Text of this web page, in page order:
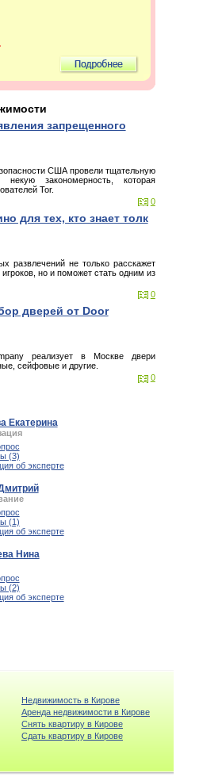
запрещенного
США провели тщательную
закономерность, которая
Tor.
0
для тех, кто знает толк
развлечений не только расскажет
но и поможет стать одним из
0
дверей от Door
реализует в Москве двери
сейфовые и другие.
0
Екатерина
(3)
об эксперте
(1)
об эксперте
Нина
(2)
об эксперте
Недвижимость в Кирове
Аренда недвижимости в Кирове
Снять квартиру в Кирове
Cдать квартиру в Кирове